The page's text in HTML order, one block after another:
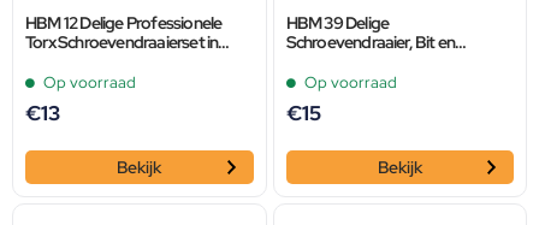
HBM 12 Delige Professionele
Torx Schroevendraaierset in
Op voorraad
€13
Bekijk
HBM 39 Delige
Schroevendraaier, Bit en
Op voorraad
€15
Bekijk